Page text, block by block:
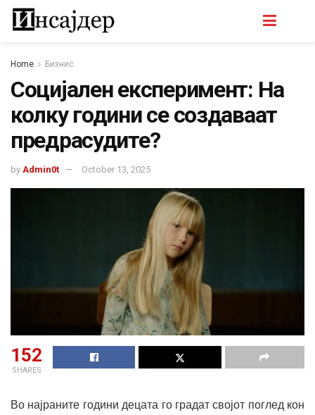
Home Бизнис
Социјален експеримент: На
колку години се создаваат
предрасудите?
by Admin0t October 13, 2025
152
SHARES
Во најраните години децата го градат својот поглед кон